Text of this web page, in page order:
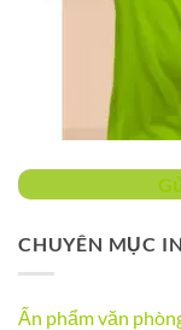
CHUYÊN MỤC
Ấn phẩm văn